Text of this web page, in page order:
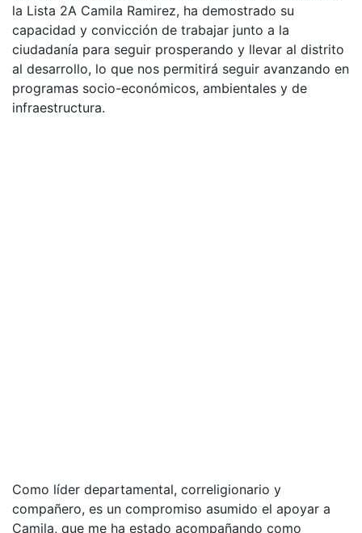
la Lista 2A Camila Ramirez, ha demostrado su
capacidad y convicción de trabajar junto a la
ciudadanía para seguir prosperando y llevar al distrito
al desarrollo, lo que nos permitirá seguir avanzando en
programas socio-económicos, ambientales y de
infraestructura.
Como líder departamental, correligionario y
compañero, es un compromiso asumido el apoyar a
Camila, que me ha estado acompañando como